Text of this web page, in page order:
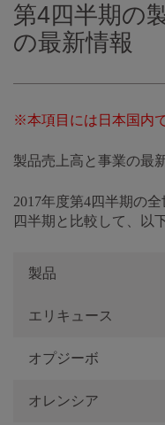
第4四半期の
の最新情報
※本項目には日本国内
製品売上高と事業の最
2017年度第4四半期の
四半期と比較して、以
製品
エリキュース
オプジーボ
オレンシア